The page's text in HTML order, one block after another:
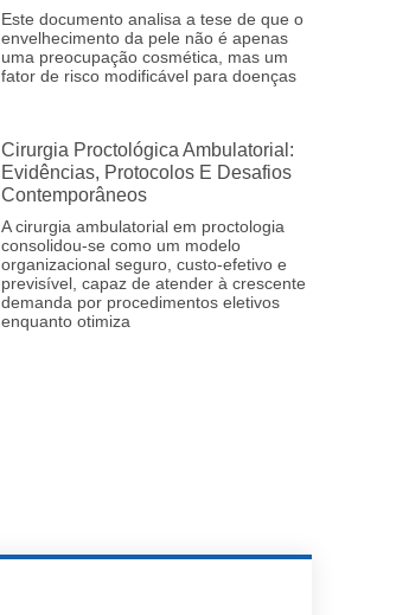
Este documento analisa a tese de que o
envelhecimento da pele não é apenas
uma preocupação cosmética, mas um
fator de risco modificável para doenças
Cirurgia Proctológica Ambulatorial:
Evidências, Protocolos E Desafios
Contemporâneos
A cirurgia ambulatorial em proctologia
consolidou-se como um modelo
organizacional seguro, custo-efetivo e
previsível, capaz de atender à crescente
demanda por procedimentos eletivos
enquanto otimiza